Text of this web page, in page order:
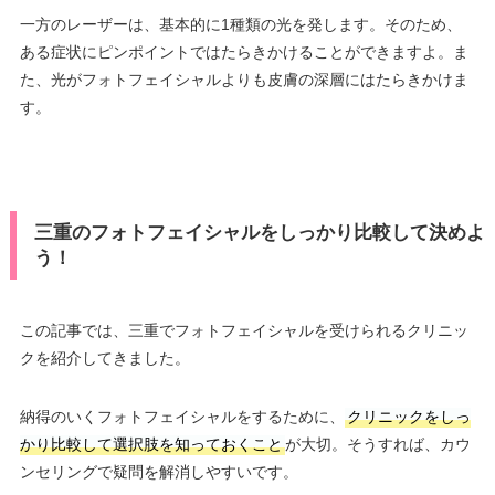
一方のレーザーは、基本的に1種類の光を発します。そのため、
ある症状にピンポイントではたらきかけることができますよ。ま
た、光がフォトフェイシャルよりも皮膚の深層にはたらきかけま
す。
三重のフォトフェイシャルをしっかり比較して決めよ
う！
この記事では、三重でフォトフェイシャルを受けられるクリニッ
クを紹介してきました。
納得のいくフォトフェイシャルをするために、
クリニックをしっ
かり比較して選択肢を知っておくことが大切。そうすれば、カウ
ンセリングで疑問を解消しやすいです。